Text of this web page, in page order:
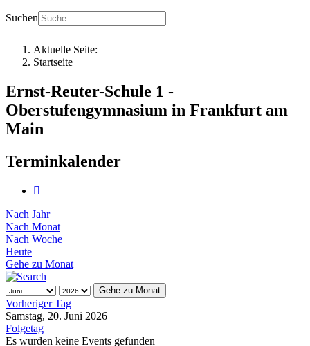
Suchen
Aktuelle Seite:
Startseite
Ernst-Reuter-Schule 1 -
Oberstufengymnasium in Frankfurt am
Main
Terminkalender
Nach Jahr
Nach Monat
Nach Woche
Heute
Gehe zu Monat
Gehe zu Monat
Vorheriger Tag
Samstag, 20. Juni 2026
Folgetag
Es wurden keine Events gefunden